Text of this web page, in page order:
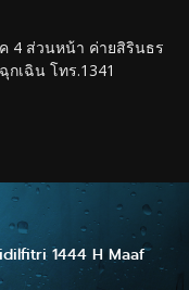
4 ส่วนหน้า ค่ายสิรินธร
กเฉิน โทร.1341
1444 H Maaf